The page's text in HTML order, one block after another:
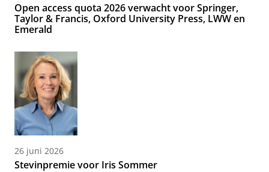
Open access quota 2026 verwacht voor Springer,
Taylor & Francis, Oxford University Press, LWW en
Emerald
26 juni 2026
Stevinpremie voor Iris Sommer